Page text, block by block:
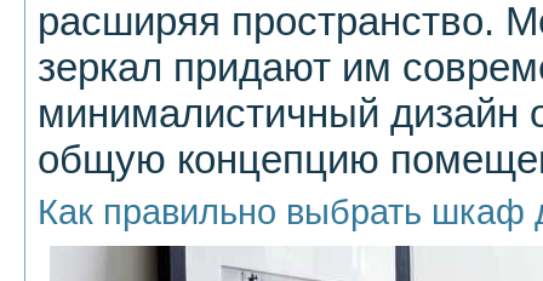
расширяя пространство.
зеркал придают им
минималистичный дизайн
общую концепцию
Как правильно выбрать шкаф